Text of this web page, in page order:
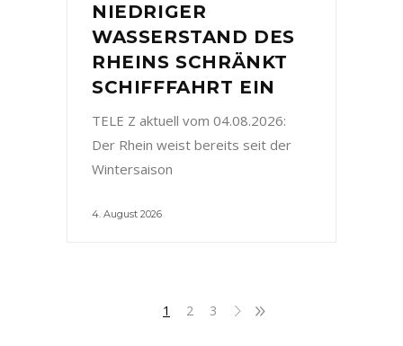
NIEDRIGER
WASSERSTAND DES
RHEINS SCHRÄNKT
SCHIFFFAHRT EIN
TELE Z aktuell vom 04.08.2026:
Der Rhein weist bereits seit der
Wintersaison
4. August 2026
1 2 3